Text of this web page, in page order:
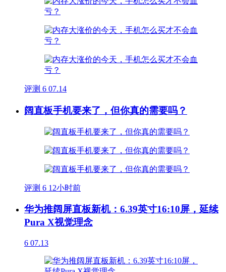
评测 6 07.14
阔直板手机要来了，但你真的需要吗？
评测 6 12小时前
华为推阔屏直板新机：6.39英寸16:10屏，延续
Pura X视觉理念
6 07.13